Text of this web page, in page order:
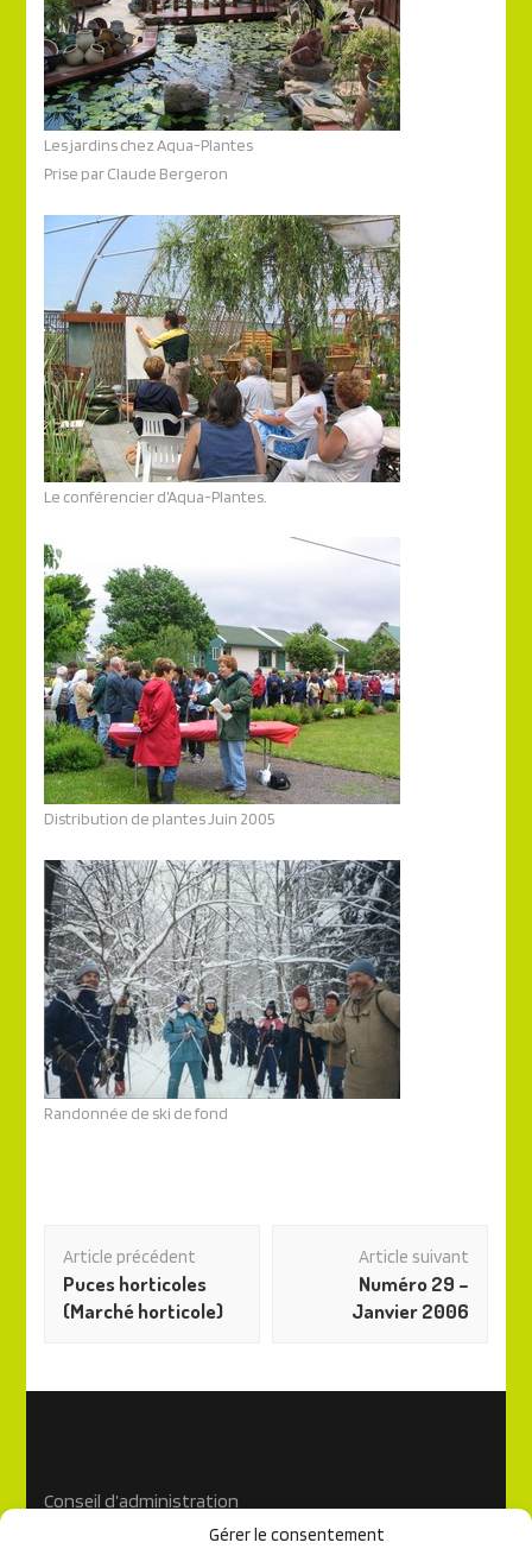
Gérer le consentement
Les jardins chez Aqua-Plantes
Prise par Claude Bergeron
Le conférencier d’Aqua-Plantes.
Distribution de plantes Juin 2005
Randonnée de ski de fond
des
articles
Article précédent
Puces horticoles
(Marché horticole)
Article suivant
Numéro 29 –
Janvier 2006
Conseil d’administration
Règlements généraux